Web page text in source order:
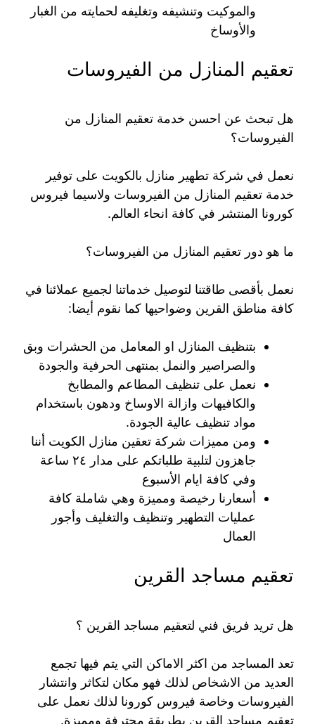
والموكيت وتنشيفه وتغليفه لحمايته من الغبار
والأوساخ
تعقيم المنازل من الفيروسات
هل تبحث عن احسن خدمة تعقيم المنازل من
الفيروسات؟
نعمل في شركة تطهير منازل بالكويت على توفير
خدمة تعقيم المنازل من الفيروسات ولاسيما فيروس
كورونا المنتشر في كافة انحاء العالم.
ما هو دور تعقيم المنازل من الفيروسات؟
نعمل بأقصى طاقتنا لتوصيل خدماتنا لجميع عملائنا في
كافة مناطق القرين وضواحيها كما نقوم أيضا:
بتنظيف المنازل او المعامل من الحشرات وبق
والصراصير والنمل بمنتهى الحرفية والجودة
نعمل على تنظيف المطاعم والمطابخ
والكافيهات وازالة الاوساخ ودهون باستخدام
مواد تنظيف عالية الجودة.
ومن مميزات شركة تعقين منازل الكويت أننا
جاهزون لتلبية طلباتكم على مدار ٢٤ ساعة
وفي كافة ايام الأسبوع
أسعارنا رخيصة ومميزة وهي شاملة كافة
عمليات التطهير وتنظيف والتغليف وأجور
العمال
تعقيم مساجد القرين
هل تريد فريق فني لتعقيم مساجد القرين ؟
تعد المساجد من اكثر الاماكن التي يتم فيها تجمع
العديد من الاشخاص لذلك فهو مكان لتكاثر وانتشار
الفيروسات وخاصة فيروس كورونا لذلك نعمل على
تعقيم مساجد القرين بطريقة محترفة ومميزة.